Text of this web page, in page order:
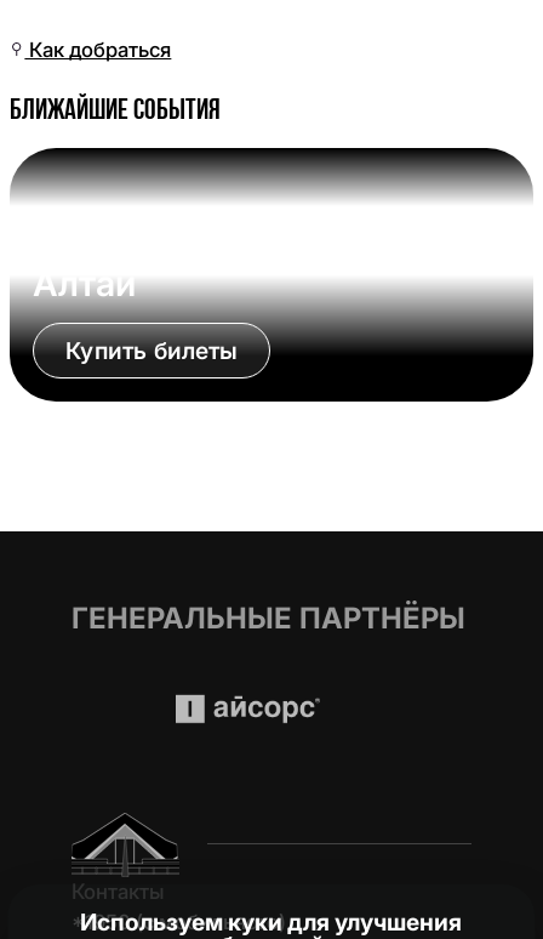
Как добраться
Ближайшие события
Алтай
Купить билеты
ГЕНЕРАЛЬНЫЕ ПАРТНЁРЫ
Контакты
*1950 (c мобильного)
Используем куки для улучшения